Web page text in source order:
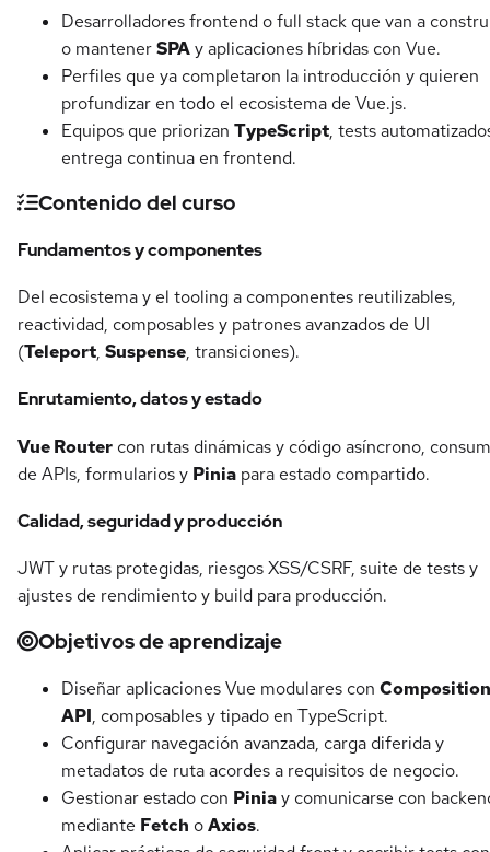
Desarrolladores frontend o full stack que van a
o mantenerSPAy aplicaciones híbridas con Vue.
Perfiles que ya completaron la introducción y quieren
profundizar en todo el ecosistema de Vue.js.
Equipos que priorizan TypeScript, tests
entrega continua en frontend.
Contenido del curso
Fundamentos y componentes
Del ecosistema y el tooling a componentes reutilizables,
reactividad, composables y patrones avanzados de UI
(Teleport, Suspense, transiciones).
Enrutamiento, datos y estado
Vue Router con rutas dinámicas y código asíncrono,
de APIs, formularios y Pinia para estado compartido.
Calidad, seguridad y producción
JWT y rutas protegidas, riesgos XSS/CSRF, suite de tests y
ajustes de rendimiento y build para producción.
Objetivos de aprendizaje
Diseñar aplicaciones Vue modulares con Composition
API, composables y tipado en TypeScript.
Configurar navegación avanzada, carga diferida y
metadatos de ruta acordes a requisitos de negocio.
Gestionar estado con Piniay comunicarse con
mediante Fetch oAxios.